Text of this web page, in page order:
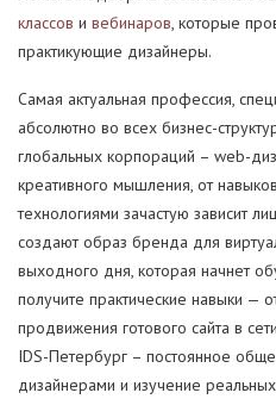
классов и вебинаров, которые
практикующие дизайнеры.
Самая актуальная профессия,
абсолютно во всех бизнес-
глобальных корпораций – web-
креативного мышления, от
технологиями зачастую зависит
создают образ бренда для
выходного дня, которая начнет
получите практические навыки —
продвижения готового сайта в
IDS-Петербург – постоянное
дизайнерами и изучение